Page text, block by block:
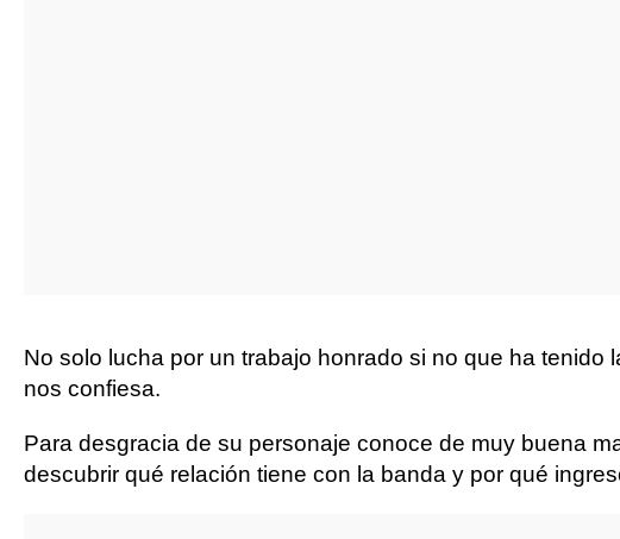
No solo lucha por un trabajo honrado si no que ha tenido
nos confiesa.
Para desgracia de su personaje conoce de muy buena
descubrir qué relación tiene con la banda y por qué